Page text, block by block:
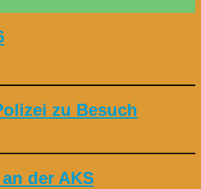
zu Besuch
der AKS